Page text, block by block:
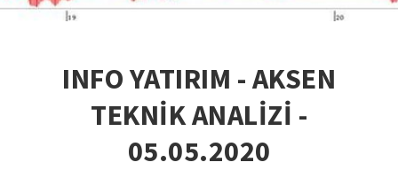
INFO YATIRIM - AKSEN
TEKNİK ANALİZİ -
05.05.2020